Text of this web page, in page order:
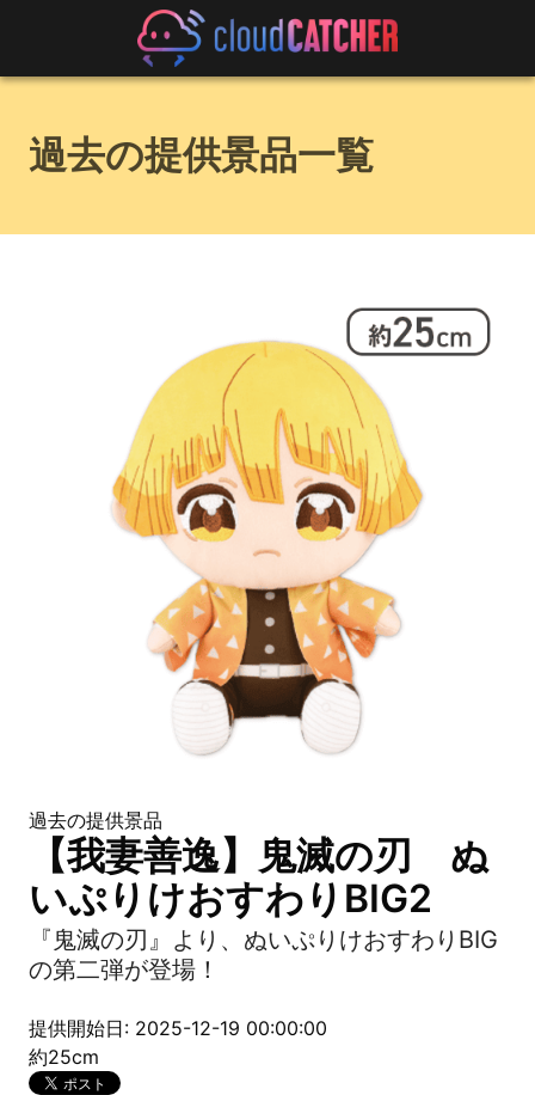
過去の提供景品一覧
過去の提供景品
【我妻善逸】鬼滅の刃 ぬ
いぷりけおすわりBIG2
『鬼滅の刃』より、ぬいぷりけおすわりBIG
の第二弾が登場！
提供開始日: 2025-12-19 00:00:00
約25cm